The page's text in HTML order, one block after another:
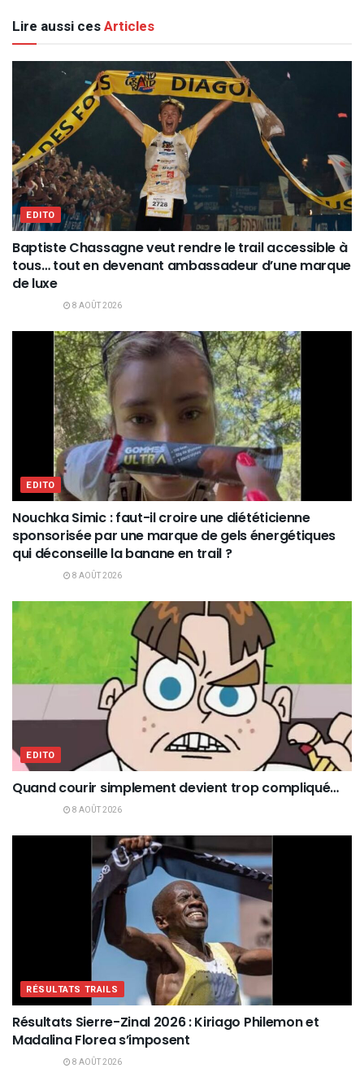
Lire aussi cesArticles
EDITO
Baptiste Chassagne veut rendre le trail accessible à
tous… tout en devenant ambassadeur d’une marque
de luxe
8 AOÛT 2026
EDITO
Nouchka Simic : faut-il croire une diététicienne
sponsorisée par une marque de gels énergétiques
qui déconseille la banane en trail ?
8 AOÛT 2026
EDITO
Quand courir simplement devient trop compliqué…
8 AOÛT 2026
RÉSULTATS TRAILS
Résultats Sierre-Zinal 2026 : Kiriago Philemon et
Madalina Florea s’imposent
8 AOÛT 2026